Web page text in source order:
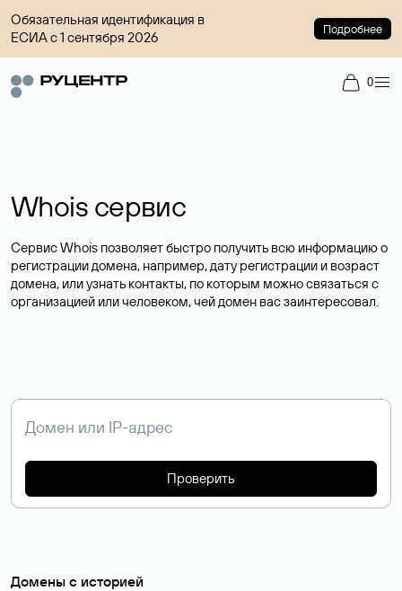
Обязательная идентификация в
ЕСИА с 1 сентября 2026
Подробнее
0
Whois сервис
Сервис Whois позволяет быстро получить всю информацию о
регистрации домена, например, дату регистрации и возраст
домена, или узнать контакты, по которым можно связаться с
организацией или человеком, чей домен вас заинтересовал.
Проверить
Домены с историей